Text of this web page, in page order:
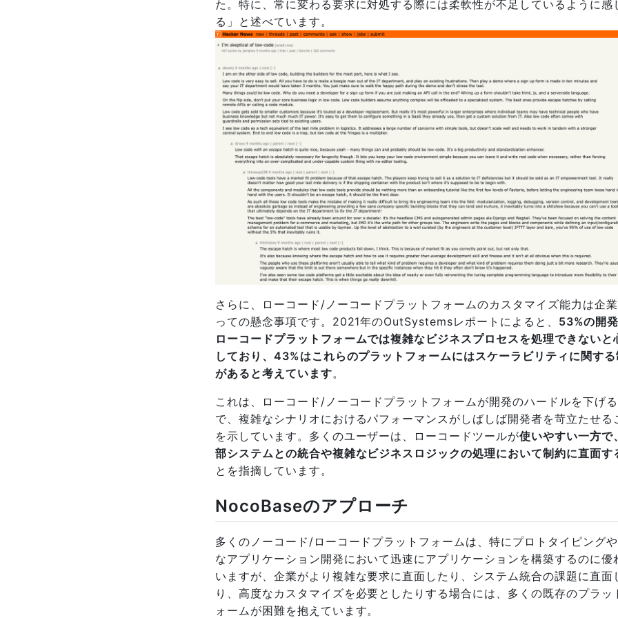
た。特に、常に変わる要求に対処する際には柔軟性が不足しているように感
る」と述べています。
さらに、ローコード/ノーコードプラットフォームのカスタマイズ能力は企
っての懸念事項です。2021年のOutSystemsレポートによると、 53%の開
ローコードプラットフォームでは複雑なビジネスプロセスを処理できないと
しており、43%はこれらのプラットフォームにはスケーラビリティに関する
があると考えています。
これは、ローコード/ノーコードプラットフォームが開発のハードルを下げ
で、複雑なシナリオにおけるパフォーマンスがしばしば開発者を苛立たせる
を示しています。多くのユーザーは、ローコードツールが使いやすい一方で
部システムとの統合や複雑なビジネスロジックの処理において制約に直面す
とを指摘しています。
NocoBaseのアプローチ
多くのノーコード/ローコードプラットフォームは、特にプロトタイピング
なアプリケーション開発において迅速にアプリケーションを構築するのに優
いますが、企業がより複雑な要求に直面したり、システム統合の課題に直面
り、高度なカスタマイズを必要としたりする場合には、多くの既存のプラッ
ォームが困難を抱えています。